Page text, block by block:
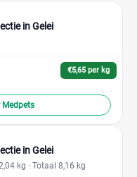
in Gelei
€5,65 per kg
Medpets
in Gelei
kg · Totaal 8,16 kg